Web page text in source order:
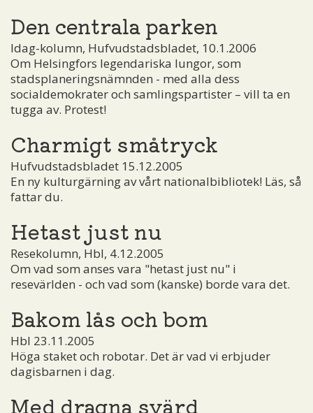
Den centrala parken
Idag-kolumn, Hufvudstadsbladet, 10.1.2006
Om Helsingfors legendariska lungor, som
stadsplaneringsnämnden - med alla dess
socialdemokrater och samlingspartister – vill ta en
tugga av. Protest!
Charmigt småtryck
Hufvudstadsbladet 15.12.2005
En ny kulturgärning av vårt nationalbibliotek! Läs, så
fattar du.
Hetast just nu
Resekolumn, Hbl, 4.12.2005
Om vad som anses vara "hetast just nu" i
resevärlden - och vad som (kanske) borde vara det.
Bakom lås och bom
Hbl 23.11.2005
Höga staket och robotar. Det är vad vi erbjuder
dagisbarnen i dag.
Med dragna svärd